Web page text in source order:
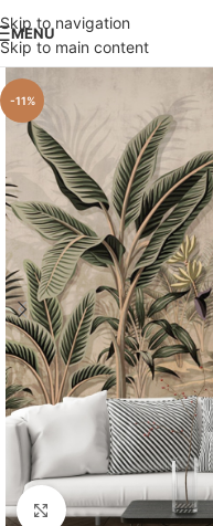
Skip to navigation
Skip to main content
MENU
-11%
Élargir